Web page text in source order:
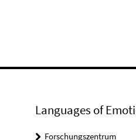
Languages of
Forschungszentrum